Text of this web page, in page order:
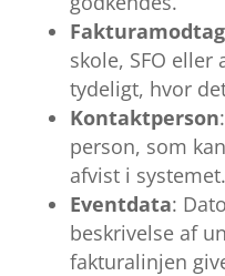
skole, SFO eller
tydeligt, hvor
Kontaktperson
person, som
afvist i systemet.
Eventdata:
beskrivelse af
fakturalinjen